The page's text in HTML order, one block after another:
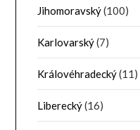
Jihomoravský(100)
Karlovarský(7)
Královéhradecký(11)
Liberecký(16)